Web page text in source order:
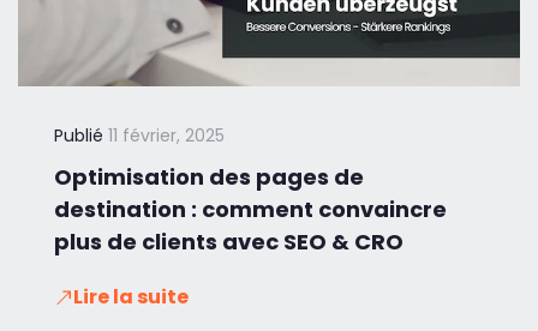
Publié 11 février, 2025
Optimisation des pages de
destination : comment convaincre
plus de clients avec SEO & CRO
Lire la suite